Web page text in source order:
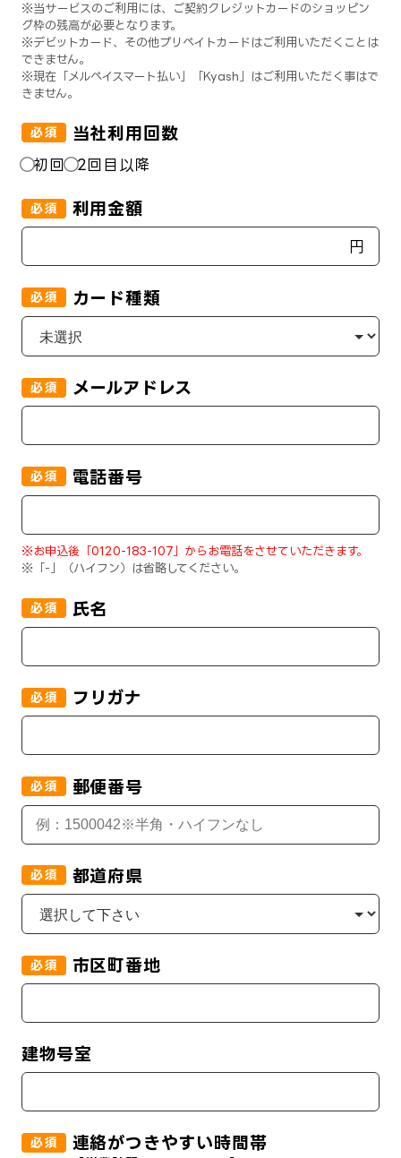
※当サービスのご利用には、ご契約クレジットカードのショッピン
グ枠の残高が必要となります。
※デビットカード、その他プリペイトカードはご利用いただくことは
できません。
※現在「メルペイスマート払い」「Kyash」はご利用いただく事はで
きません。
必須 当社利用回数
初回 2回目以降
必須 利用金額
円
必須 カード種類
必須 メールアドレス
必須 電話番号
※お申込後「 0120-183-107」からお電話をさせていただきます。
※「-」（ハイフン）は省略してください。
必須 氏名
必須 フリガナ
必須 郵便番号
必須 都道府県
必須 市区町番地
建物号室
必須 連絡がつきやすい時間帯